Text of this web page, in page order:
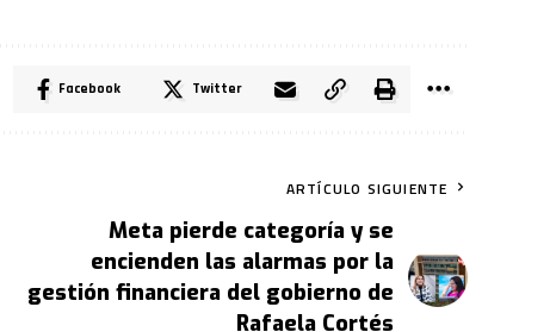
Facebook Twitter
ARTÍCULO SIGUIENTE
Meta pierde categoría y se
encienden las alarmas por la
gestión financiera del gobierno de
Rafaela Cortés